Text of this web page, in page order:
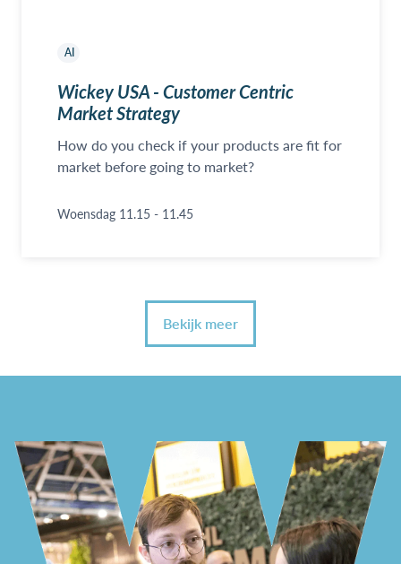
AI
Wickey USA - Customer Centric
Market Strategy
How do you check if your products are fit for
market before going to market?
Woensdag 11.15 - 11.45
Bekijk meer